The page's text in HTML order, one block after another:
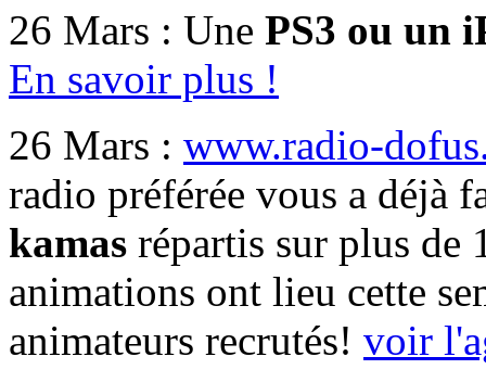
26 Mars : Une PS3 ou un
En savoir plus !
26 Mars : www.radio-
radio préférée vous a déjà
kamas répartis sur plus de
animations ont lieu cette
animateurs recrutés! voir